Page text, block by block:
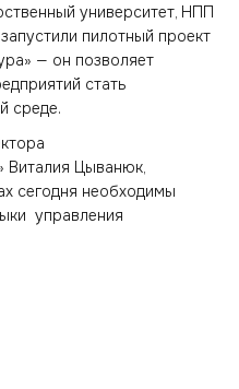
университет, НПП
пилотный проект
— он позволяет
стать
среде.
Виталия Цыванюк,
сегодня необходимы
управления